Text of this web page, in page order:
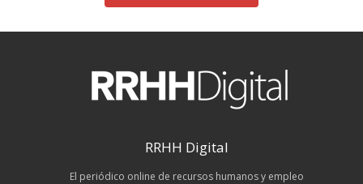
RRHH Digital
El periódico online de recursos humanos y empleo